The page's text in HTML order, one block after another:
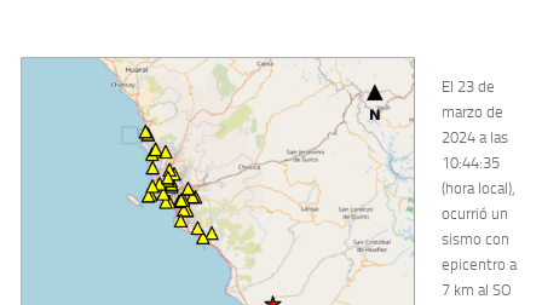
El 23 de
marzo de
2024 a las
10:44:35
(hora local),
ocurrió un
sismo con
epicentro a
7 km al SO